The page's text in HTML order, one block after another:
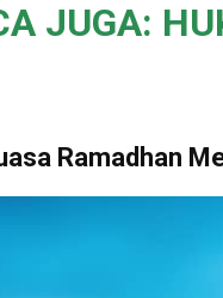
JUGA:
Ramadhan